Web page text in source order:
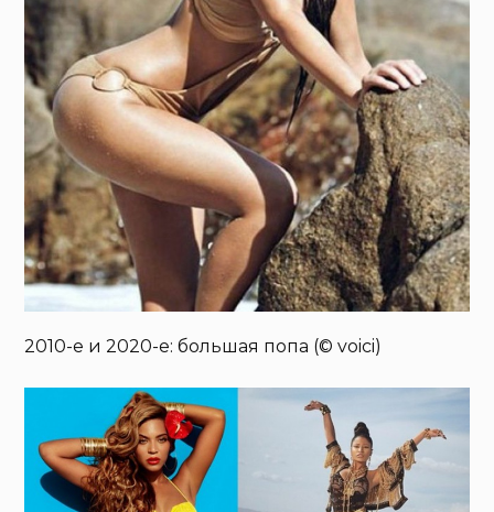
2010-е и 2020-е: большая попа (© voici)